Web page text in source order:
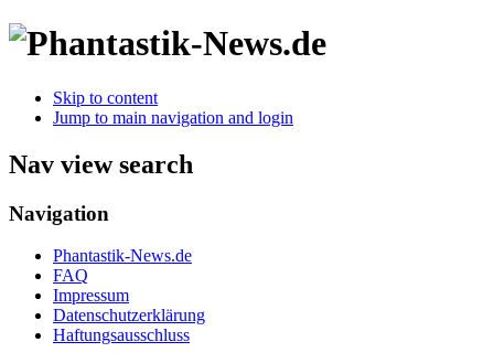
Skip to content
Jump to main navigation and login
Nav view search
Navigation
Phantastik-News.de
FAQ
Impressum
Datenschutzerklärung
Haftungsausschluss